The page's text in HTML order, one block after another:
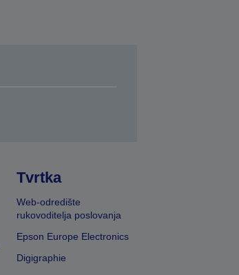
Tvrtka
Web-odredište
rukovoditelja poslovanja
Epson Europe Electronics
Digigraphie